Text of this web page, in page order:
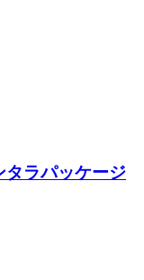
ラパッケージ